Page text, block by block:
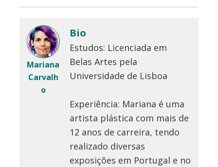
Mariana
Carvalh
o
Bio
Estudos: Licenciada em
Belas Artes pela
Universidade de Lisboa
Experiência: Mariana é uma
artista plástica com mais de
12 anos de carreira, tendo
realizado diversas
exposições em Portugal e no